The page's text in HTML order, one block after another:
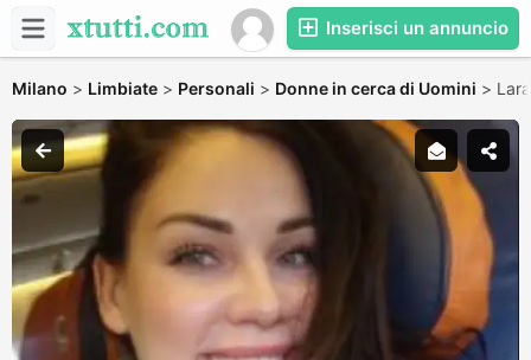
Inserisci un annuncio
Milano > Limbiate > Personali > Donne in cerca di Uomini >